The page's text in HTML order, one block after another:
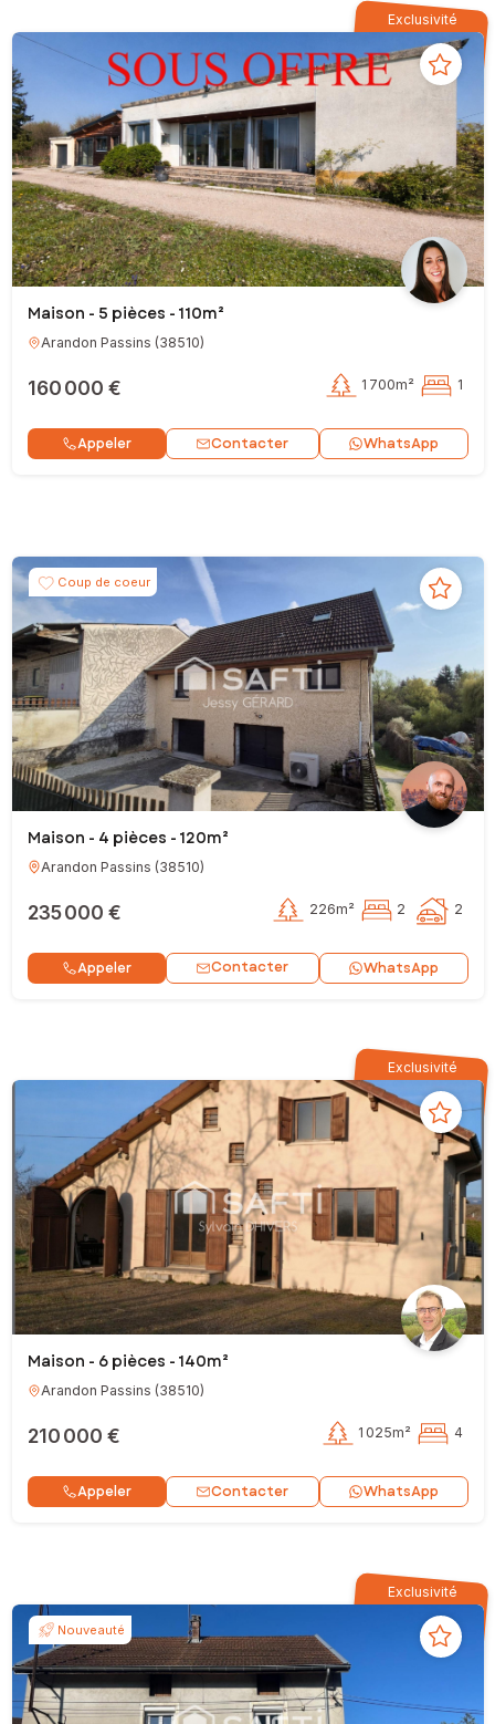
Exclusivité
Maison - 5 pièces - 110m²
Arandon Passins (38510)
160 000 € 1 700m² 1
Appeler Contacter WhatsApp
Coup de coeur
Maison - 4 pièces - 120m²
Arandon Passins (38510)
235 000 € 226m² 2 2
Appeler Contacter WhatsApp
Exclusivité
Maison - 6 pièces - 140m²
Arandon Passins (38510)
210 000 € 1 025m² 4
Appeler Contacter WhatsApp
Exclusivité
Nouveauté